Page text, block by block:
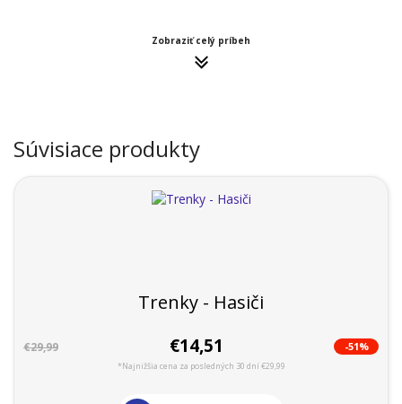
Zobraziť celý príbeh
Súvisiace produkty
Trenky - Hasiči
€29,99 €14,51 -51%
*Najnižšia cena za posledných 30 dní €29,99